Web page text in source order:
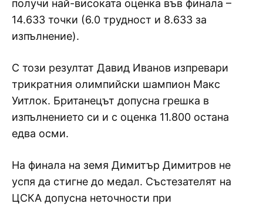
получи най-високата оценка във финала –
14.633 точки (6.0 трудност и 8.633 за
изпълнение).
С този резултат Давид Иванов изпревари
трикратния олимпийски шампион Макс
Уитлок. Британецът допусна грешка в
изпълнението си и с оценка 11.800 остана
едва осми.
На финала на земя Димитър Димитров не
успя да стигне до медал. Състезателят на
ЦСКА допусна неточности при